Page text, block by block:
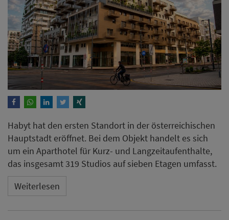
Habyt hat den ersten Standort in der österreichischen
Hauptstadt eröffnet. Bei dem Objekt handelt es sich
um ein Aparthotel für Kurz- und Langzeitaufenthalte,
das insgesamt 319 Studios auf sieben Etagen umfasst.
Weiterlesen